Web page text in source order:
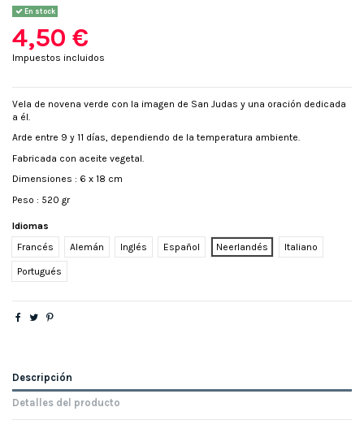
En stock
4,50 €
Impuestos incluidos
Vela de novena verde con la imagen de San Judas y una oración dedicada
a él.
Arde entre 9 y 11 días, dependiendo de la temperatura ambiente.
Fabricada con aceite vegetal.
Dimensiones : 6 x 18 cm
Peso : 520 gr
Idiomas
Francés
Alemán Inglés Español Neerlandés Italiano
Portugués
Descripción
Detalles del producto